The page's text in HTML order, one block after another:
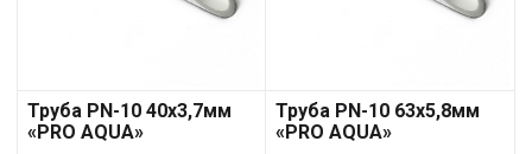
Труба PN-10 40х3,7мм
«PRO AQUA»
Труба PN-10 63х5,8мм
«PRO AQUA»